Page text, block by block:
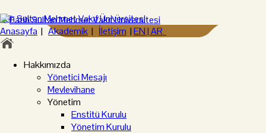
Anasayfa | Akademik | İletişim |EN |AR
Hakkımızda
Yönetici Mesajı
Mevlevihane
Yönetim
Enstitü Kurulu
Yönetim Kurulu